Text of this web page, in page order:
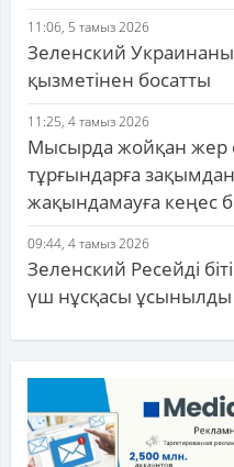
11:06, 5 тамыз 2026
Зеленский
қызметінен босатты
11:25, 4 тамыз 2026
Мысырда жойқан жер
тұрғындарға
жақындамауға кеңес
09:44, 4 тамыз 2026
Зеленский Ресейді
үш нұсқасы ұсынылды